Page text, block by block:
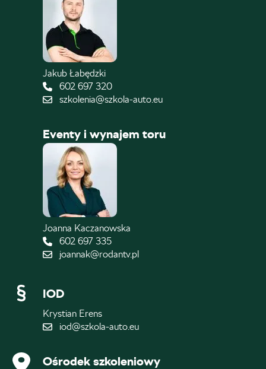
Jakub Łabędzki
602 697 320
szkolenia@szkola-auto.eu
Eventy i wynajem toru
Joanna Kaczanowska
602 697 335
joannak@rodantv.pl
IOD
Krystian Erens
iod@szkola-auto.eu
Ośrodek szkoleniowy